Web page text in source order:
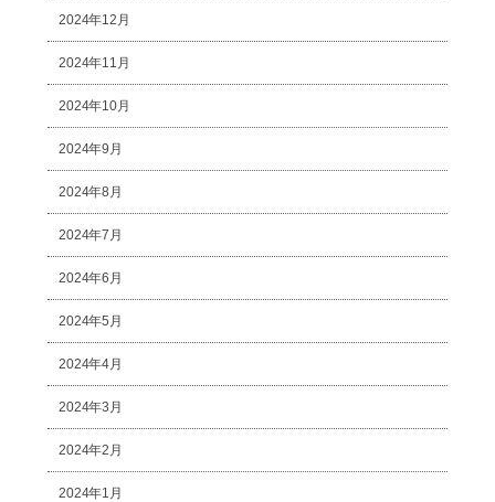
2024年12月
2024年11月
2024年10月
2024年9月
2024年8月
2024年7月
2024年6月
2024年5月
2024年4月
2024年3月
2024年2月
2024年1月